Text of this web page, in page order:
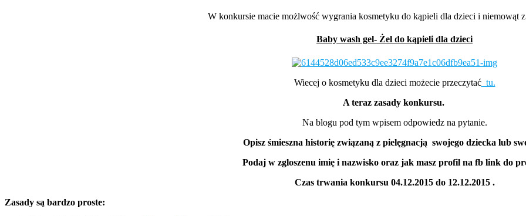
W konkursie macie możlwość wygrania kosmetyku do kąpieli dla dzieci i niemowąt
Baby wash gel- Żel do kąpieli dla dzieci
Wiecej o kosmetyku dla dzieci możecie przeczytaćtu.
A teraz zasady konkursu.
Na blogu pod tym wpisem odpowiedz na pytanie.
Opisz śmieszna historię związaną z pielęgnacją swojego dziecka lub
Podaj w zgloszenu imię i nazwisko oraz jak masz profil na fb link do
Czas trwania konkursu 04.12.2015 do 12.12.2015 .
Zasady są bardzo proste: